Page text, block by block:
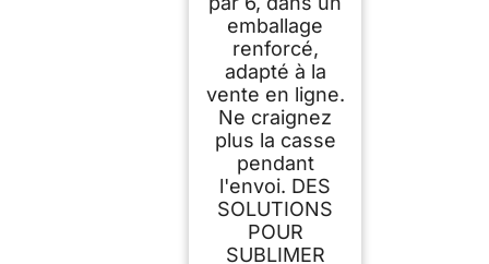
emballage
renforcé,
adapté à la
vente en ligne.
Ne craignez
plus la casse
pendant
l'envoi. DES
SOLUTIONS
POUR
SUBLIMER